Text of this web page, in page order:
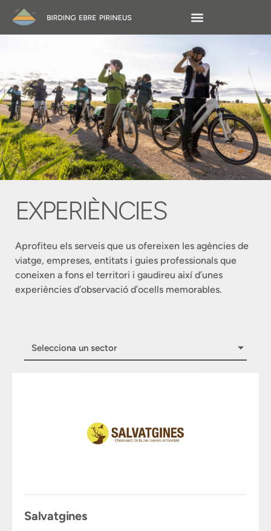
EXPERIÈNCIES
Aprofiteu els serveis que us ofereixen les agències de
viatge, empreses, entitats i guies professionals que
coneixen a fons el territori i gaudireu així d’unes
experiències d’observació d’ocells memorables.
Selecciona un sector
Salvatgines